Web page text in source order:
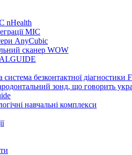
nHealth
МІС
AnyCubic
сканер WOW
система безконтактної діагностики
зонд, що говорить
навчальні комплекси